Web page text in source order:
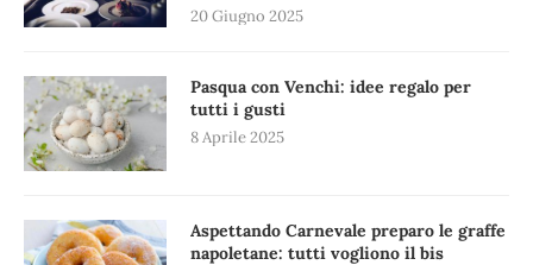
20 Giugno 2025
Pasqua con Venchi: idee regalo per
tutti i gusti
8 Aprile 2025
Aspettando Carnevale preparo le graffe
napoletane: tutti vogliono il bis